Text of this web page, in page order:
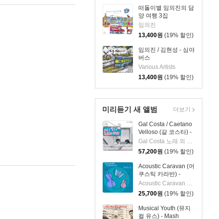
떠돌이별 임의진의 담
양 여행 3집
(Damyang Travel)
임의진
13,400원 (19% 할인)
임의진 / 김현성 - 심야
버스
Various Artists
13,400원 (19% 할인)
미리듣기 새 앨범
Gal Costa / Caetano
Velloso (갈 코스타) -
Domingo [LP]
Gal Costa 노래 외 1명
57,200원 (19% 할인)
Acoustic Caravan (어
쿠스틱 카라반) -
Brillante
Acoustic Caravan 실내악
25,700원 (19% 할인)
Musical Youth (뮤지
컬 유스) - Mash
더보기